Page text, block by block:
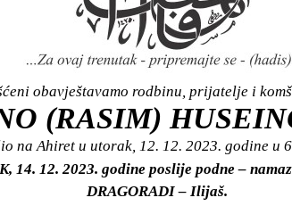
obavještavamo rodbinu, prijatelje i
(RASIM)
na Ahiret u utorak, 12. 12. 2023. godine u
14. 12. 2023. godine poslije podne –
DRAGORADI – Ilijaš.